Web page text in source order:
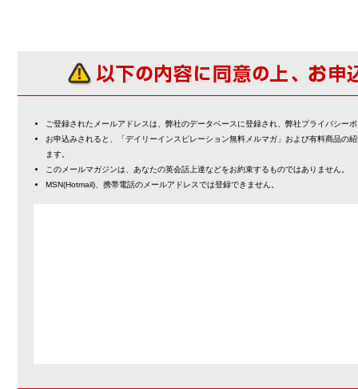
ご登録されたメールアドレスは、弊社のデータベースに登録され、弊社プライバシー
お申込みされると、「デイリーインスピレーション無料メルマガ」および有料商品の
ます。
このメールマガジンは、あなたの英会話上達などをお約束するものではありません。
MSN(Hotmail)、携帯電話のメールアドレスでは登録できません。